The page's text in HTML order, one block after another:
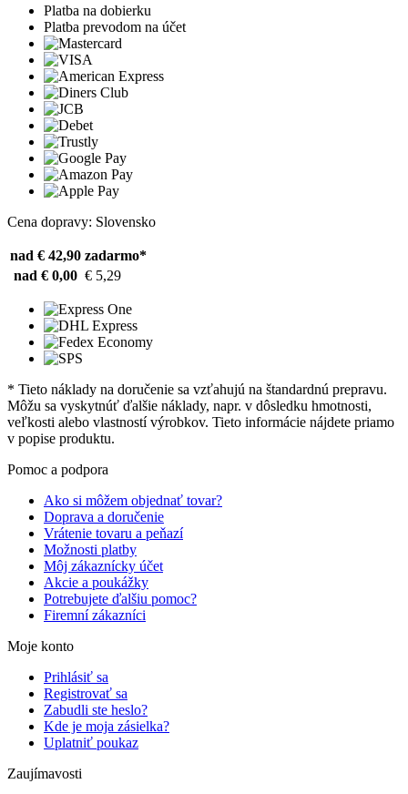
Platba na dobierku
Platba prevodom na účet
Cena dopravy: Slovensko
nad € 42,90 zadarmo*
nad € 0,00 € 5,29
* Tieto náklady na doručenie sa vzťahujú na štandardnú prepravu.
Môžu sa vyskytnúť ďalšie náklady, napr. v dôsledku hmotnosti,
veľkosti alebo vlastností výrobkov. Tieto informácie nájdete priamo
v popise produktu.
Pomoc a podpora
Ako si môžem objednať tovar?
Doprava a doručenie
Vrátenie tovaru a peňazí
Možnosti platby
Môj zákaznícky účet
Akcie a poukážky
Potrebujete ďalšiu pomoc?
Firemní zákazníci
Moje konto
Prihlásiť sa
Registrovať sa
Zabudli ste heslo?
Kde je moja zásielka?
Uplatniť poukaz
Zaujímavosti